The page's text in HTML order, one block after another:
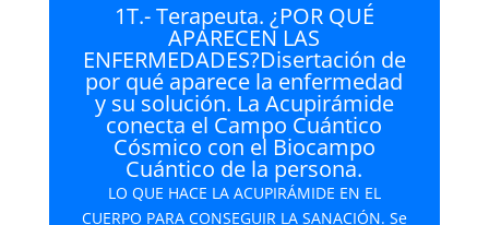
1T.- Terapeuta. ¿POR QUÉ
APARECEN LAS
ENFERMEDADES?Disertación de
por qué aparece la enfermedad
y su solución. La Acupirámide
conecta el Campo Cuántico
Cósmico con el Biocampo
Cuántico de la persona.
LO QUE HACE LA ACUPIRÁMIDE EN EL
CUERPO PARA CONSEGUIR LA SANACIÓN. Se